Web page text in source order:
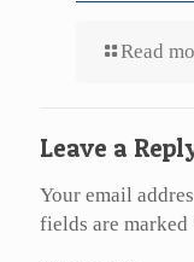
Read
Leave a
Your email
fields are marked